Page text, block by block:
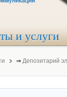
и услуги
⇒ Депозитарий